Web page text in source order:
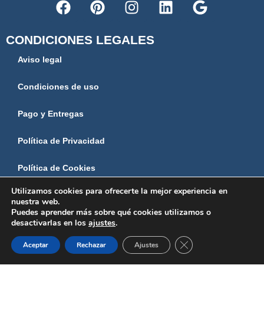
CONDICIONES LEGALES
Aviso legal
Condiciones de uso
Pago y Entregas
Política de Privacidad
Política de Cookies
NUESTRA EMPRESA
Tienda de mobiliario para hostelería en Sevilla
Preguntas Frecuentes
Utilizamos cookies para ofrecerte la mejor experiencia en
nuestra web.
Puedes aprender más sobre qué cookies utilizamos o
desactivarlas en los ajustes.
Aceptar Rechazar Ajustes Cerrar el banner de
ShopWishlistCart
Mi cuenta